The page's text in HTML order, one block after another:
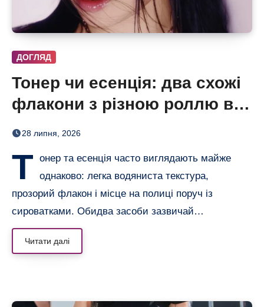
ДОГЛЯД
Тонер чи есенція: два схожі
флакони з різною роллю в
догляді
28 липня, 2026
Т онер та есенція часто виглядають майже
однаково: легка водяниста текстура,
прозорий флакон і місце на полиці поруч із
сироватками. Обидва засоби зазвичай…
Читати далі